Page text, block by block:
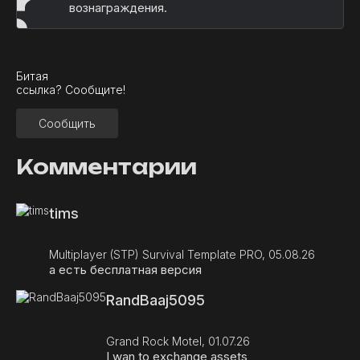
вознаграждения.
Битая
ссылка? Сообщите!
Сообщить
Комментарии
tims
Multiplayer (STP) Survival Template PRO, 05.08.26
а есть бесплатная версия
RandBaaj5095
Grand Rock Motel, 01.07.26
I wan to exchange assets